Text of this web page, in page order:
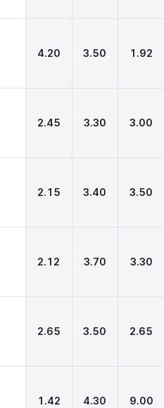
4.20 3.50 1.92
2.45 3.30 3.00
2.15 3.40 3.50
2.12 3.70 3.30
2.65 3.50 2.65
1.42 4.30 9.00